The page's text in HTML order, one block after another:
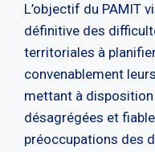
L’objectif du PAMIT
définitive des
territoriales à
convenablement
mettant à
désagrégées et
préoccupations des